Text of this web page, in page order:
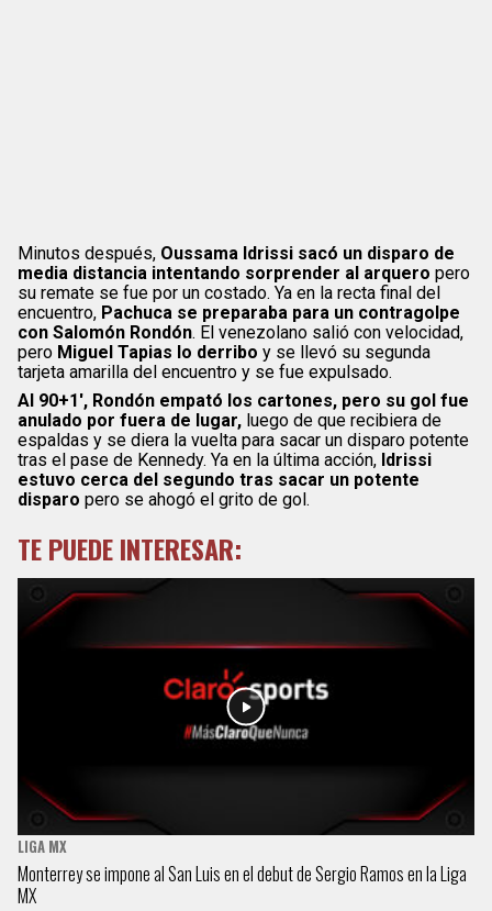
Minutos después, Oussama Idrissi sacó un disparo de
media distancia intentando sorprender al arquero pero
su remate se fue por un costado. Ya en la recta final del
encuentro, Pachuca se preparaba para un contragolpe
con Salomón Rondón. El venezolano salió con velocidad,
pero Miguel Tapias lo derribo y se llevó su segunda
tarjeta amarilla del encuentro y se fue expulsado.
Al 90+1′, Rondón empató los cartones, pero su gol fue
anulado por fuera de lugar, luego de que recibiera de
espaldas y se diera la vuelta para sacar un disparo potente
tras el pase de Kennedy. Ya en la última acción, Idrissi
estuvo cerca del segundo tras sacar un potente
disparo pero se ahogó el grito de gol.
TE PUEDE INTERESAR:
LIGA MX
Monterrey se impone al San Luis en el debut de Sergio Ramos en la Liga
MX